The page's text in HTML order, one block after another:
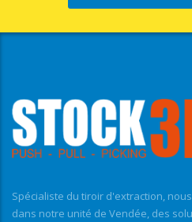
Spécialiste du tiroir d'extraction,
dans notre unité de Vendée, des